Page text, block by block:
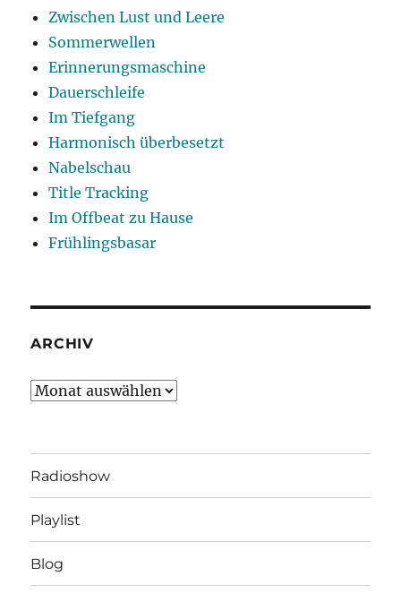
Zwischen Lust und Leere
Sommerwellen
Erinnerungsmaschine
Dauerschleife
Im Tiefgang
Harmonisch überbesetzt
Nabelschau
Title Tracking
Im Offbeat zu Hause
Frühlingsbasar
ARCHIV
Archiv
Radioshow
Playlist
Blog